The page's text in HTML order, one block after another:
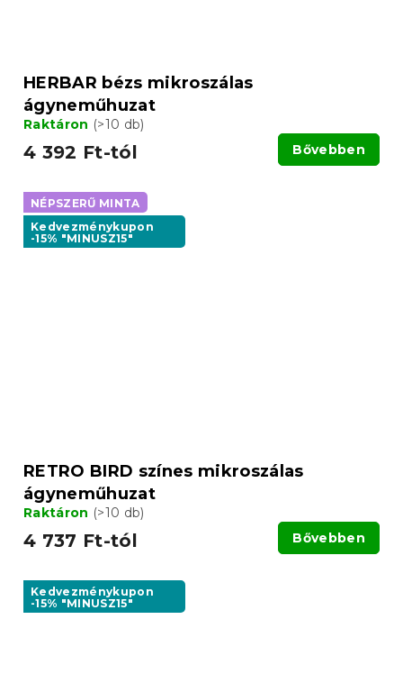
HERBAR bézs mikroszálas
ágyneműhuzat
Raktáron (>10 db)
4 392 Ft-tól Bővebben
NÉPSZERŰ MINTA
Kedvezménykupon
-15% "MINUSZ15"
RETRO BIRD színes mikroszálas
ágyneműhuzat
Raktáron (>10 db)
4 737 Ft-tól Bővebben
Kedvezménykupon
-15% "MINUSZ15"